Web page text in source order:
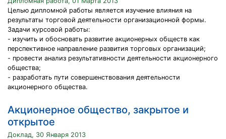
Целью дипломной работы является изучение влияния на
результаты торговой деятельности организационной формы.
Задачи курсовой работы:
- изучить и обосновать развитие акционерных обществ как
перспективное направление развития торговых организаций;
- провести анализ результативности деятельности акционерного
общества;
- разработать пути совершенствования деятельности
акционерного общества.
Акционерное общество, закрытое и
открытое
Доклад, 30 Января 2013